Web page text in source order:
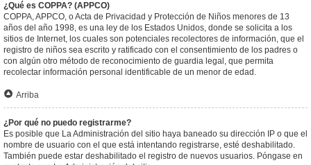
¿Qué es COPPA? (APPCO)
COPPA, APPCO, o Acta de Privacidad y Protección de Niños menores de 13
años del año 1998, es una ley de los Estados Unidos, donde se solicita a los
sitios de Internet, los cuales son potenciales recolectores de información, que el
registro de niños sea escrito y ratificado con el consentimiento de los padres o
con algún otro método de reconocimiento de guardia legal, que permita
recolectar información personal identificable de un menor de edad.
Arriba
¿Por qué no puedo registrarme?
Es posible que La Administración del sitio haya baneado su dirección IP o que el
nombre de usuario con el que está intentando registrarse, esté deshabilitado.
También puede estar deshabilitado el registro de nuevos usuarios. Póngase en